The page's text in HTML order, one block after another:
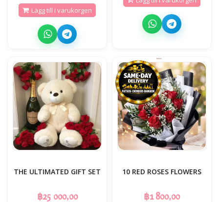
Lägg till i varukorgen
THE ULTIMATED GIFT SET
฿25 000,00
10 RED ROSES FLOWERS
฿1 800,00